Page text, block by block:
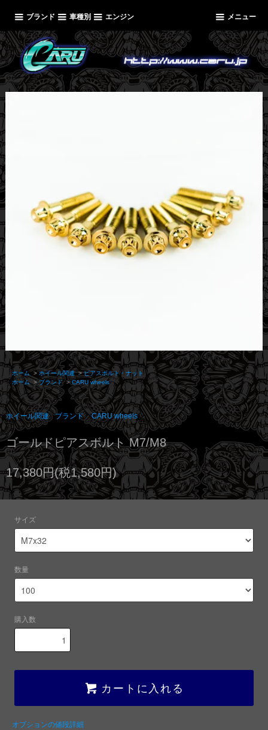
ブランド 車種別 エンジン メニュー
ホーム > ホイール関連 >ピアスボルト・ナット
ホーム >ブランド >CARU wheels
ホイール関連 ブランド CARU wheels
ゴールドピアスボルト M7/M8
17,380円(税1,580円)
サイズ
数量
購入数
カートに入れる
オプションの値段詳細